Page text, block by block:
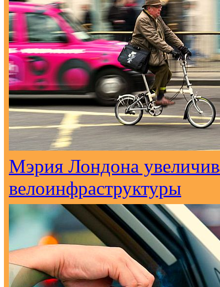
Мэрия Лондона
велоинфраструктуры